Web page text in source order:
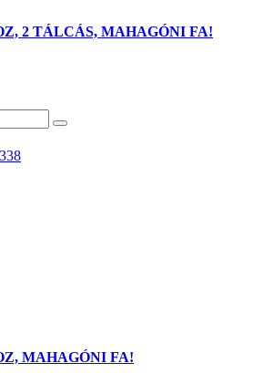
2 TÁLCÁS, MAHAGÓNI FA!
MAHAGÓNI FA!